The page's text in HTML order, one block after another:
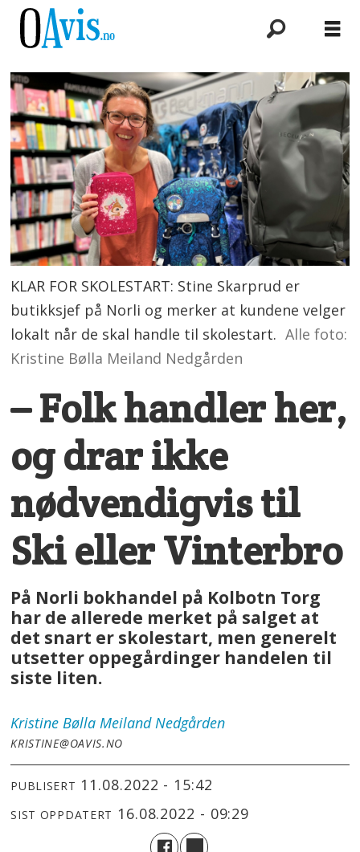
KLAR FOR SKOLESTART: Stine Skarprud er
butikksjef på Norli og merker at kundene velger
lokalt når de skal handle til skolestart. Alle foto:
Kristine Bølla Meiland Nedgården
– Folk handler her,
og drar ikke
nødvendigvis til
Ski eller Vinterbro
På Norli bokhandel på Kolbotn Torg
har de allerede merket på salget at
det snart er skolestart, men generelt
utsetter oppegårdinger handelen til
siste liten.
Kristine Bølla Meiland Nedgården
KRISTINE@OAVIS.NO
PUBLISERT 11.08.2022 - 15:42
SIST OPPDATERT 16.08.2022 - 09:29